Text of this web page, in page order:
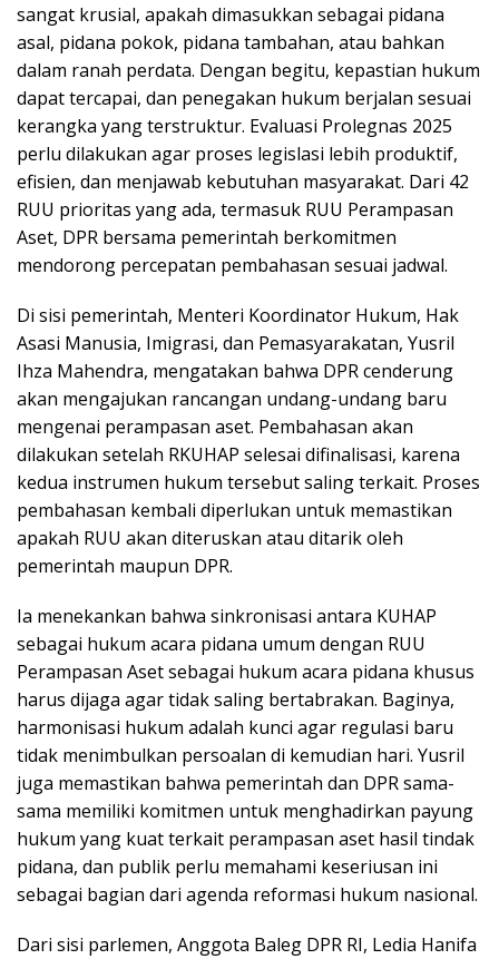
sangat krusial, apakah dimasukkan sebagai pidana
asal, pidana pokok, pidana tambahan, atau bahkan
dalam ranah perdata. Dengan begitu, kepastian hukum
dapat tercapai, dan penegakan hukum berjalan sesuai
kerangka yang terstruktur. Evaluasi Prolegnas 2025
perlu dilakukan agar proses legislasi lebih produktif,
efisien, dan menjawab kebutuhan masyarakat. Dari 42
RUU prioritas yang ada, termasuk RUU Perampasan
Aset, DPR bersama pemerintah berkomitmen
mendorong percepatan pembahasan sesuai jadwal.
Di sisi pemerintah, Menteri Koordinator Hukum, Hak
Asasi Manusia, Imigrasi, dan Pemasyarakatan, Yusril
Ihza Mahendra, mengatakan bahwa DPR cenderung
akan mengajukan rancangan undang-undang baru
mengenai perampasan aset. Pembahasan akan
dilakukan setelah RKUHAP selesai difinalisasi, karena
kedua instrumen hukum tersebut saling terkait. Proses
pembahasan kembali diperlukan untuk memastikan
apakah RUU akan diteruskan atau ditarik oleh
pemerintah maupun DPR.
Ia menekankan bahwa sinkronisasi antara KUHAP
sebagai hukum acara pidana umum dengan RUU
Perampasan Aset sebagai hukum acara pidana khusus
harus dijaga agar tidak saling bertabrakan. Baginya,
harmonisasi hukum adalah kunci agar regulasi baru
tidak menimbulkan persoalan di kemudian hari. Yusril
juga memastikan bahwa pemerintah dan DPR sama-
sama memiliki komitmen untuk menghadirkan payung
hukum yang kuat terkait perampasan aset hasil tindak
pidana, dan publik perlu memahami keseriusan ini
sebagai bagian dari agenda reformasi hukum nasional.
Dari sisi parlemen, Anggota Baleg DPR RI, Ledia Hanifa